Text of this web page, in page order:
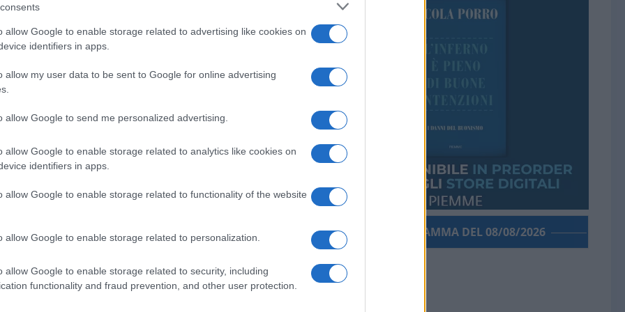
allow Google to enable storage related to advertising like cookies on
identifiers in apps.
allow my user data to be sent to Google for online advertising
allow Google to send me personalized advertising.
allow Google to enable storage related to analytics like cookies on
identifiers in apps.
allow Google to enable storage related to functionality of the website
allow Google to enable storage related to personalization.
allow Google to enable storage related to security, including
functionality and fraud prevention, and other user protection.
nord-europea, in maggioranza di
è nato nello stato. La popolazione
vige l’ordine, il rispetto delle regole, la
che lo stato debba entrare il
gradazioni, in tutti gli stati Usa.
la capacità di vincere sull’elettorato
che guarda con diffidenza le mode
Francisco davanti alle quali i progressisti
della sorte,i repubblicani dell’Iowa
Ted Cruz, il quale, interpretando il
repubblicano di allora, sosteneva che “un
Poi le cose andarono
tutto è possibile. Ora anche in Iowa
che tutti pongono non è se Trump
PORROGRAMMA DEL 08/08/2026